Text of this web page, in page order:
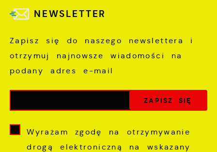
NEWSLETTER
Zapisz się do naszego newslettera i
otrzymuj najnowsze wiadomości na
podany adres e-mail
Wyrażam zgodę na otrzymywanie
drogą elektroniczną na wskazany